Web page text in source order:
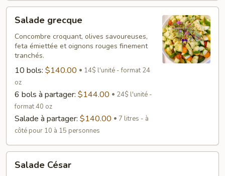
grecque
Salade grecque
Concombre croquant, olives savoureuses,
feta émiettée et oignons rouges finement
tranchés.
10 bols: $140.00
14$ l'unité - format 24
oz
6 bols à partager: $144.00
24$ l'unité -
format 40 oz
Salade à partager: $140.00
7 litres - à
côté pour 10 à 15 personnes
César
Salade César